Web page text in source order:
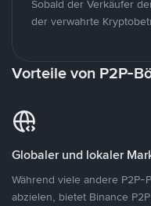
Sobald der Verkäufer
der verwahrte
Vorteile von P2P-
Globaler und lokaler
Während viele andere P2P-
abzielen, bietet Binance